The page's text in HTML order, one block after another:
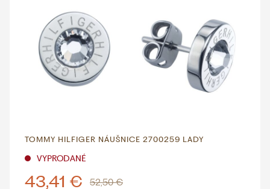
TOMMY HILFIGER NÁUŠNICE 2700259 LADY
VYPRODANÉ
43,41 € 52,50 €